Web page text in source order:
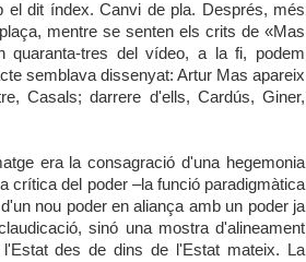
dit índex. Canvi de pla. Després, més
mentre se senten els crits de «Mas
quaranta-tres del vídeo, a la fi, podem
semblava dissenyat: Artur Mas apareix
Casals; darrere d'ells, Cardús, Giner,
era la consagració d'una hegemonia
crítica del poder –la funció paradigmàtica
nou poder en aliança amb un poder ja
sinó una mostra d'alineament
des de dins de l'Estat mateix. La